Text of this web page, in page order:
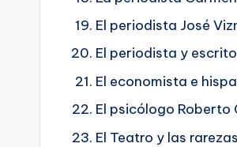
El periodista José
El periodista y
El economista e
El psicólogo Roberto
El Teatro y las